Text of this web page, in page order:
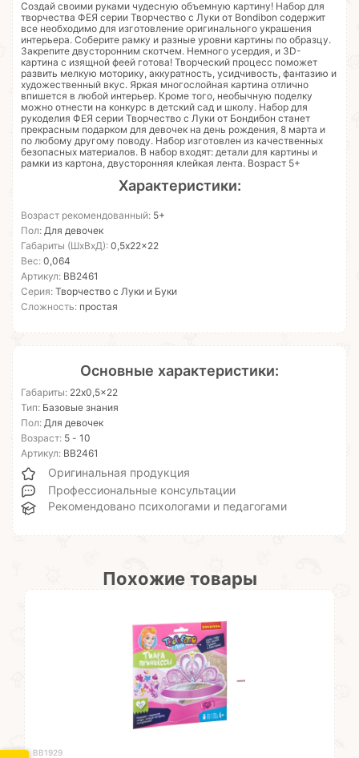
Создай своими руками чудесную объемную картину! Набор для
творчества ФЕЯ серии Творчество с Луки от Bondibon содержит
все необходимо для изготовление оригинального украшения
интерьера. Соберите рамку и разные уровни картины по образцу.
Закрепите двусторонним скотчем. Немного усердия, и 3D-
картина с изящной феей готова! Творческий процесс поможет
развить мелкую моторику, аккуратность, усидчивость, фантазию и
художественный вкус. Яркая многослойная картина отлично
впишется в любой интерьер. Кроме того, необычную поделку
можно отнести на конкурс в детский сад и школу. Набор для
рукоделия ФЕЯ серии Творчество с Луки от Бондибон станет
прекрасным подарком для девочек на день рождения, 8 марта и
по любому другому поводу. Набор изготовлен из качественных
безопасных материалов. В набор входят: детали для картины и
рамки из картона, двусторонняя клейкая лента. Возраст 5+
Характеристики:
Возраст рекомендованный: 5+
Пол: Для девочек
Габариты (ШхВхД): 0,5x22x22
Вес: 0,064
Артикул: ВВ2461
Серия: Творчество с Луки и Буки
Сложность: простая
Основные характеристики:
Габариты: 22x0,5x22
Тип: Базовые знания
Пол: Для девочек
Возраст: 5 - 10
Артикул: ВВ2461
Оригинальная продукция
Профессиональные консультации
Рекомендовано психологами и педагогами
Похожие товары
ВВ1929